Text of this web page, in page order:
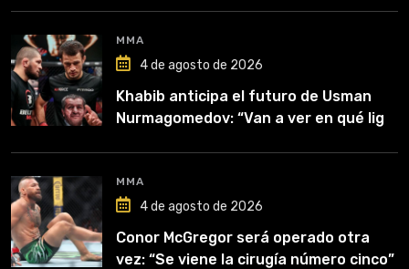
MMA
4 de agosto de 2026
Khabib anticipa el futuro de Usman
Nurmagomedov: “Van a ver en qué liga
MMA
4 de agosto de 2026
Conor McGregor será operado otra
vez: “Se viene la cirugía número cinco”